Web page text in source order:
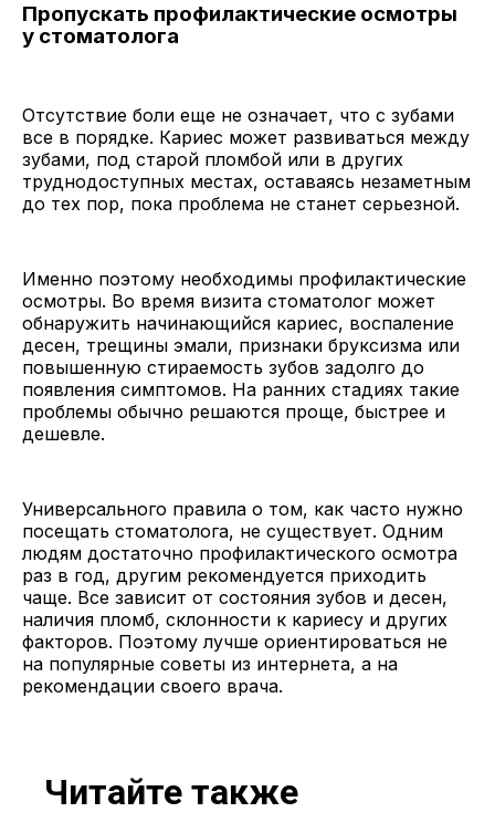
Пропускать профилактические осмотры
у стоматолога
Отсутствие боли еще не означает, что с зубами
все в порядке. Кариес может развиваться между
зубами, под старой пломбой или в других
труднодоступных местах, оставаясь незаметным
до тех пор, пока проблема не станет серьезной.
Именно поэтому необходимы профилактические
осмотры. Во время визита стоматолог может
обнаружить начинающийся кариес, воспаление
десен, трещины эмали, признаки бруксизма или
повышенную стираемость зубов задолго до
появления симптомов. На ранних стадиях такие
проблемы обычно решаются проще, быстрее и
дешевле.
Универсального правила о том, как часто нужно
посещать стоматолога, не существует. Одним
людям достаточно профилактического осмотра
раз в год, другим рекомендуется приходить
чаще. Все зависит от состояния зубов и десен,
наличия пломб, склонности к кариесу и других
факторов. Поэтому лучше ориентироваться не
на популярные советы из интернета, а на
рекомендации своего врача.
Читайте также